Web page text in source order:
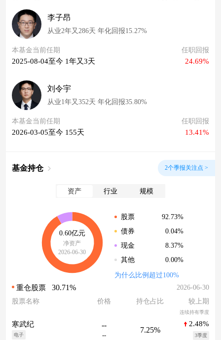
李子昂
从业2年又286天 年化回报15.27%
本基金当前任期
2025-08-04至今 1年又3天
任职回报
24.69%
刘令宇
从业1年又352天 年化回报35.80%
本基金当前任期
2026-03-05至今 155天
任职回报
13.41%
基金持仓 2个季报关注点 >
资产 行业 规模
0.60亿元
净资产
2026-06-30
股票
92.73%
债券
0.04%
现金
8.37%
其他
0.00%
为什么比例超过100%
重仓股票 30.71%
2026-06-30
股票名称
价格 持仓占比 较上期
连续持有季度
寒武纪
电子
--
--
7.25%
2.48%
3季度